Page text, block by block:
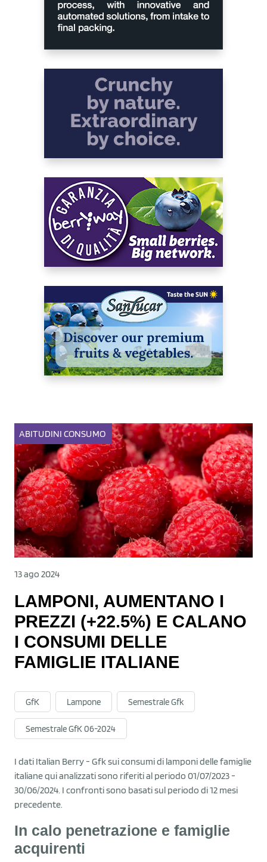
ABITUDINI CONSUMO
13 ago 2024
LAMPONI, AUMENTANO I
PREZZI (+22.5%) E CALANO
I CONSUMI DELLE
FAMIGLIE ITALIANE
GfK Lampone Semestrale Gfk
Semestrale GfK 06-2024
I dati Italian Berry - Gfk sui consumi di lamponi delle famiglie
italiane qui analizzati sono riferiti al periodo 01/07/2023 -
30/06/2024. I confronti sono basati sul periodo di 12 mesi
precedente.
In calo penetrazione e famiglie
acquirenti